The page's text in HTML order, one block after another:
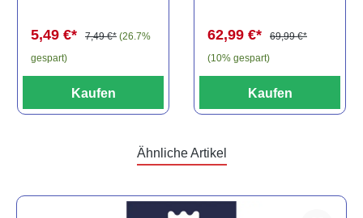
5,49 €* 7,49 €* (26.7%
gespart)
Kaufen
62,99 €*
69,99 €*
(10% gespart)
Kaufen
Ähnliche Artikel